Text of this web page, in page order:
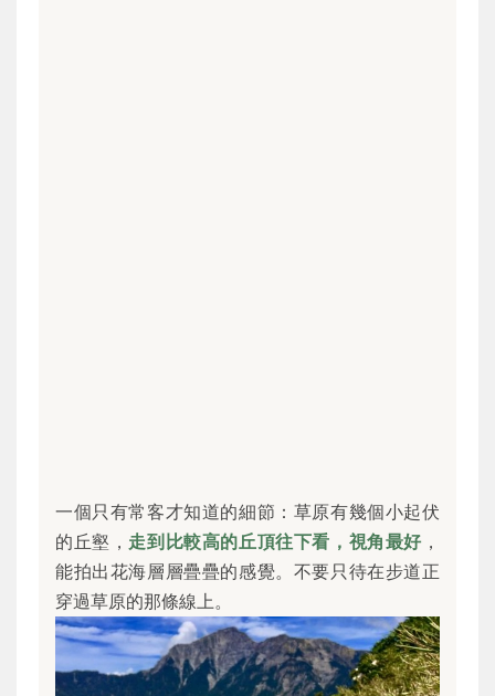
一個只有常客才知道的細節：草原有幾個小起伏
的丘壑， 走到比較高的丘頂往下看，視角最好 ，
能拍出花海層層疊疊的感覺。不要只待在步道正
穿過草原的那條線上。